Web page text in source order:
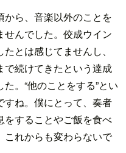
ら、音楽以外のことを
んでした。佼成ウイン
とは感じてませんし、
で続けてきたという達成
。“他のことをする”とい
すね。僕にとって、奏者
をすることやご飯を食べ
これからも変わらないで